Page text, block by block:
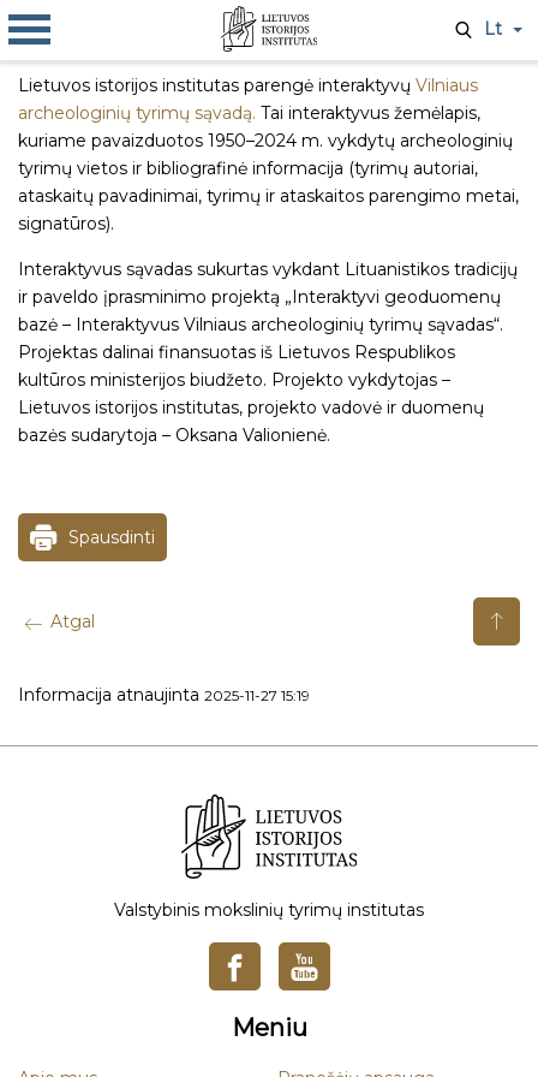
Lietuvos istorijos institutas parengė interaktyvų Vilniaus
archeologinių tyrimų sąvadą. Tai interaktyvus žemėlapis,
kuriame pavaizduotos 1950–2024 m. vykdytų archeologinių
tyrimų vietos ir bibliografinė informacija (tyrimų autoriai,
ataskaitų pavadinimai, tyrimų ir ataskaitos parengimo metai,
signatūros).
Interaktyvus sąvadas sukurtas vykdant Lituanistikos tradicijų
ir paveldo įprasminimo projektą „Interaktyvi geoduomenų
bazė – Interaktyvus Vilniaus archeologinių tyrimų sąvadas“.
Projektas dalinai finansuotas iš Lietuvos Respublikos
kultūros ministerijos biudžeto. Projekto vykdytojas –
Lietuvos istorijos institutas, projekto vadovė ir duomenų
bazės sudarytoja – Oksana Valionienė.
Spausdinti
Atgal
Informacija atnaujinta 2025-11-27 15:19
Valstybinis mokslinių tyrimų institutas
Meniu
Lt